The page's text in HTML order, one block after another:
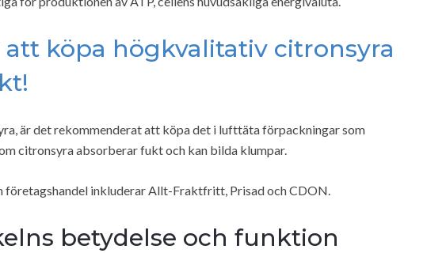
att köpa högkvalitativ citronsyra
är det rekommenderat att köpa det i lufttäta förpackningar som
citronsyra absorberar fukt och kan bilda klumpar.
företagshandel inkluderar Allt-Fraktfritt, Prisad och CDON.
betydelse och funktion